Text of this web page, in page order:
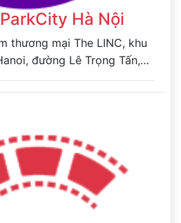
Hà Nội
thương mại The LINC, khu
đường Lê Trọng Tấn,
phố Hà Nội, Việt Nam